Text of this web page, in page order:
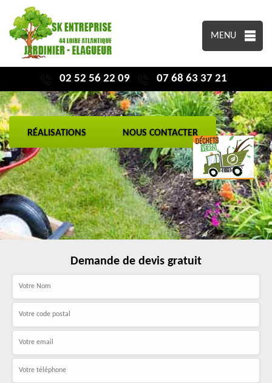
MENU
02 52 56 22 09 07 68 63 37 21
RÉALISATIONS NOUS CONTACTER
Demande de devis gratuit